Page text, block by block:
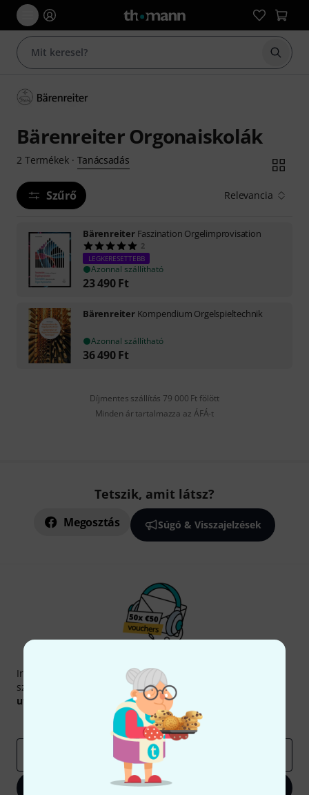
Bärenreiter Orgonaiskolák
2 Termékek· Tanácsadás
Szűrő Relevancia
Bärenreiter Faszination Orgelimprovisation
2
LEGKERESETTEBB
Azonnal szállítható
23 490 Ft
Bärenreiter Kompendium Orgelspieltechnik
Azonnal szállítható
36 490 Ft
Díjmentes szállítás 79 000 Ft fölött
Minden ár tartalmazza az ÁFÁ-t
Tetszik, amit látsz?
Megosztás Súgó & Visszajelzések
Iratkozz fel a Thomann angol nyelvű hírlevelére, és kis
szerencsével megnyerheted a50egyenként
utalvány
Inspiráló gondolatok
Akciók
Bejelentkezés